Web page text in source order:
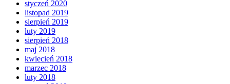
styczeń 2020
listopad 2019
sierpień 2019
luty 2019
sierpień 2018
maj 2018
kwiecień 2018
marzec 2018
luty 2018